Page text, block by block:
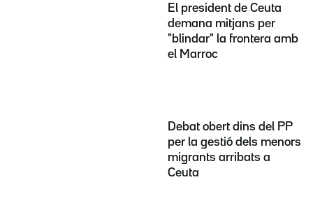
El president de Ceuta
demana mitjans per
"blindar" la frontera amb
el Marroc
Debat obert dins del PP
per la gestió dels menors
migrants arribats a
Ceuta